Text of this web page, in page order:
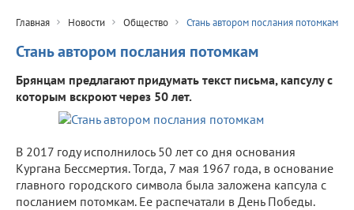
Главная Новости Общество Стань автором послания потомкам
Стань автором послания потомкам
Брянцам предлагают придумать текст письма, капсулу с
которым вскроют через 50 лет.
В 2017 году исполнилось 50 лет со дня основания
Кургана Бессмертия. Тогда, 7 мая 1967 года, в основание
главного городского символа была заложена капсула с
посланием потомкам. Ее распечатали в День Победы.